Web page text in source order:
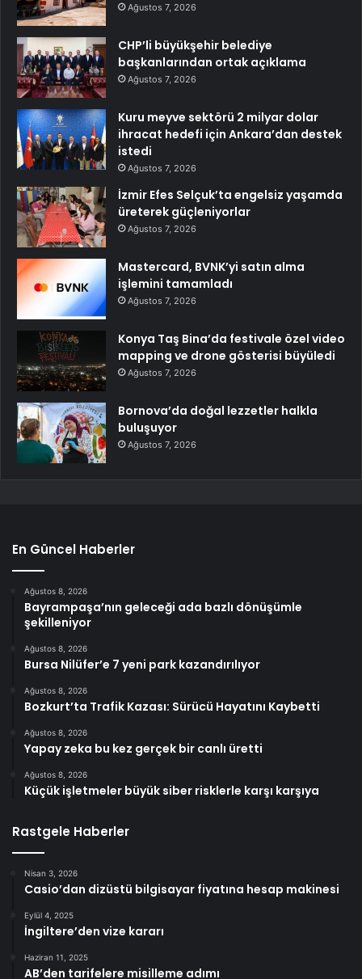
Ağustos 7, 2026
CHP’li büyükşehir belediye
başkanlarından ortak açıklama
Ağustos 7, 2026
Kuru meyve sektörü 2 milyar dolar
ihracat hedefi için Ankara’dan destek
istedi
Ağustos 7, 2026
İzmir Efes Selçuk’ta engelsiz yaşamda
üreterek güçleniyorlar
Ağustos 7, 2026
Mastercard, BVNK’yi satın alma
işlemini tamamladı
Ağustos 7, 2026
Konya Taş Bina’da festivale özel video
mapping ve drone gösterisi büyüledi
Ağustos 7, 2026
Bornova’da doğal lezzetler halkla
buluşuyor
Ağustos 7, 2026
En Güncel Haberler
Ağustos 8, 2026
Bayrampaşa’nın geleceği ada bazlı dönüşümle
şekilleniyor
Ağustos 8, 2026
Bursa Nilüfer’e 7 yeni park kazandırılıyor
Ağustos 8, 2026
Bozkurt’ta Trafik Kazası: Sürücü Hayatını Kaybetti
Ağustos 8, 2026
Yapay zeka bu kez gerçek bir canlı üretti
Ağustos 8, 2026
Küçük işletmeler büyük siber risklerle karşı karşıya
Rastgele Haberler
Nisan 3, 2026
Casio’dan dizüstü bilgisayar fiyatına hesap makinesi
Eylül 4, 2025
İngiltere’den vize kararı
Haziran 11, 2025
AB’den tarifelere misilleme adımı